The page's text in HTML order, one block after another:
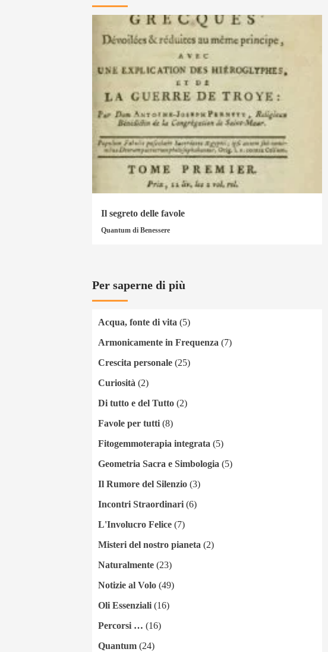
Il segreto delle favole
Quantum di Benessere
Per saperne di più
Acqua, fonte di vita(5)
Armonicamente in Frequenza(7)
Crescita personale(25)
Curiosità(2)
Di tutto e del Tutto(2)
Favole per tutti(8)
Fitogemmoterapia integrata(5)
Geometria Sacra e Simbologia(5)
Il Rumore del Silenzio(3)
Incontri Straordinari(6)
L'Involucro Felice(7)
Misteri del nostro pianeta(2)
Naturalmente(23)
Notizie al Volo(49)
Oli Essenziali(16)
Percorsi … (16)
Quantum(24)